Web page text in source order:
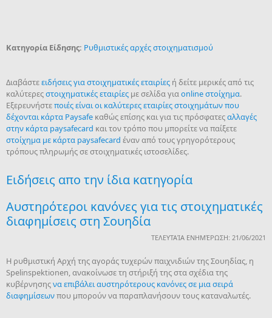
Κατηγορία Είδησης: Ρυθμιστικές αρχές στοιχηματισμού
Διαβάστεειδήσεις για στοιχηματικές εταιρίες ή δείτε μερικές από τις
καλύτερεςστοιχηματικές εταιρίες με σελίδα γιαonline στοίχημα.
Εξερευνήστεποιές είναι οι καλύτερες εταιρίες στοιχημάτων που
δέχονται κάρτα Paysafe καθώς επίσης και για τις πρόσφατεςαλλαγές
στην κάρτα paysafecard και τον τρόπο που μπορείτε να παίξετε
στοίχημα με κάρτα paysafecard έναν από τους γρηγορότερους
τρόπους πληρωμής σε στοιχηματικές ιστοσελίδες.
Ειδήσεις απο την ίδια κατηγορία
Αυστηρότεροι κανόνες για τις στοιχηματικές
διαφημίσεις στη Σουηδία
ΤΕΛΕΥΤΑΊΑ ΕΝΗΜΈΡΩΣΗ: 21/06/2021
Η ρυθμιστική Αρχή της αγοράς τυχερών παιχνιδιών της Σουηδίας, η
Spelinspektionen, ανακοίνωσε τη στήριξή της στα σχέδια της
κυβέρνησηςνα επιβάλει αυστηρότερους κανόνες σε μια σειρά
διαφημίσεωνπου μπορούν να παραπλανήσουν τους καταναλωτές.